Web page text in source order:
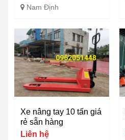
Nam Định
Xe nâng tay 10 tấn giá
rẻ sẵn hàng
Liên hệ